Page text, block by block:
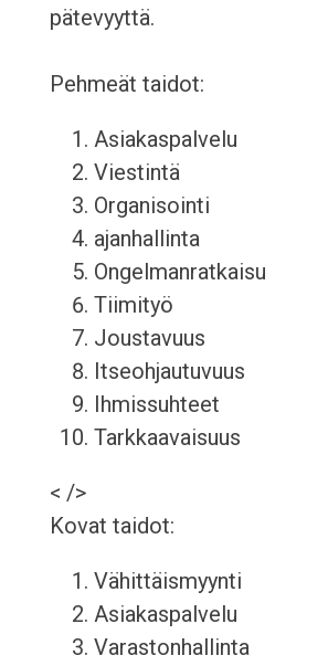
pätevyyttä.
Pehmeät taidot:
Asiakaspalvelu
Viestintä
Organisointi
ajanhallinta
Ongelmanratkaisu
Tiimityö
Joustavuus
Itseohjautuvuus
Ihmissuhteet
Tarkkaavaisuus
< />
Kovat taidot:
Vähittäismyynti
Asiakaspalvelu
Varastonhallinta